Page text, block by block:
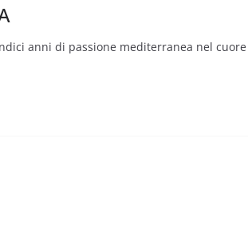
anni di passione mediterranea nel